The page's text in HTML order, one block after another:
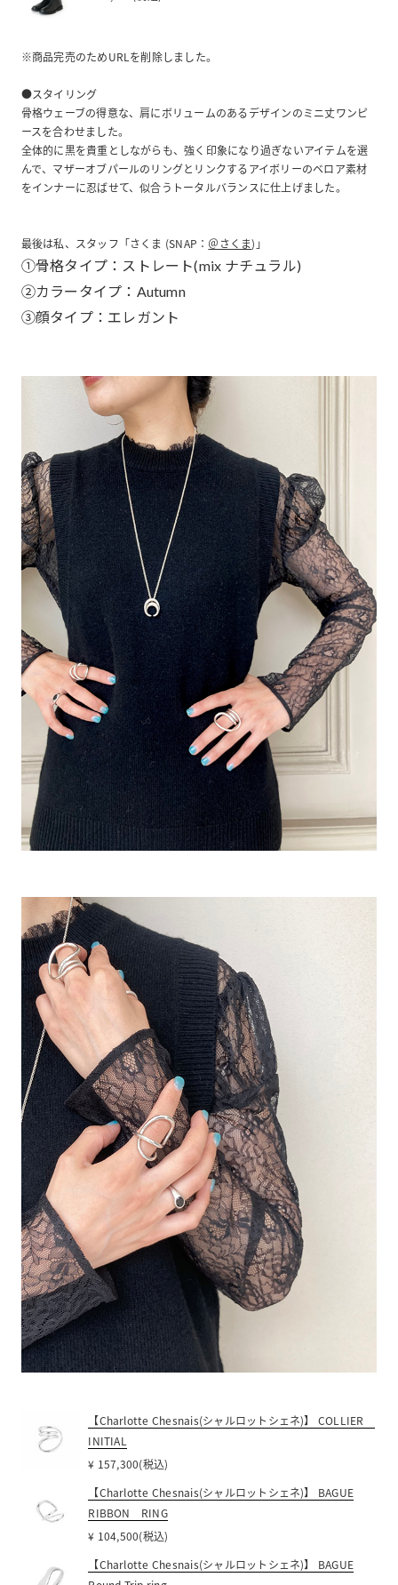
※商品完売のためURLを削除しました。
●スタイリング
骨格ウェーブの得意な、肩にボリュームのあるデザインのミニ丈ワンピ
ースを合わせました。
全体的に黒を貴重としながらも、強く印象になり過ぎないアイテムを選
んで、マザーオブパールのリングとリンクするアイボリーのベロア素材
をインナーに忍ばせて、似合うトータルバランスに仕上げました。
最後は私、スタッフ「さくま (SNAP： ＠さくま)」
①骨格タイプ：ストレート(mix ナチュラル)
②カラータイプ：Autumn
③顔タイプ：エレガント
【Charlotte Chesnais(シャルロットシェネ)】 COLLIER
INITIAL
¥ 157,300(税込)
【Charlotte Chesnais(シャルロットシェネ)】 BAGUE
RIBBON RING
¥ 104,500(税込)
【Charlotte Chesnais(シャルロットシェネ)】 BAGUE